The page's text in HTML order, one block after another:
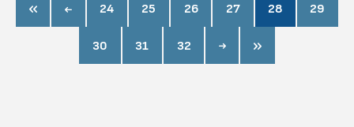
first pageprev page
24 25 26 27 28 29
30 31 32 next pagelast page